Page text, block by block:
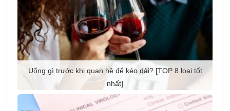
Uống gì trước khi quan hệ để kéo dài? [TOP 8 loại tốt
nhất]